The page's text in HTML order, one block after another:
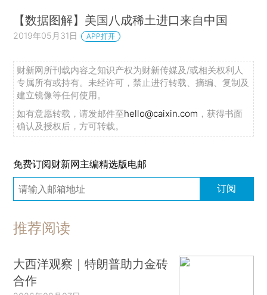
【数据图解】美国八成稀土进口来自中国
2019年05月31日 APP打开
财新网所刊载内容之知识产权为财新传媒及/或相关权利人
专属所有或持有。未经许可，禁止进行转载、摘编、复制及
建立镜像等任何使用。
如有意愿转载，请发邮件至hello@caixin.com ，获得书面
确认及授权后，方可转载。
免费订阅财新网主编精选版电邮
订阅
推荐阅读
大西洋观察｜特朗普助力金砖
合作